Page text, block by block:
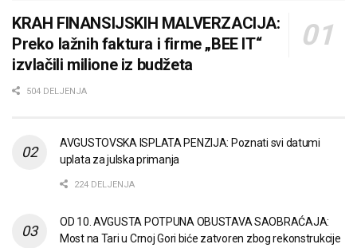
KRAH FINANSIJSKIH MALVERZACIJA:
Preko lažnih faktura i firme „BEE IT“
izvlačili milione iz budžeta
504 DELJENJA
AVGUSTOVSKA ISPLATA PENZIJA: Poznati svi datumi
uplata za julska primanja
224 DELJENJA
OD 10. AVGUSTA POTPUNA OBUSTAVA SAOBRAĆAJA:
Most na Tari u Crnoj Gori biće zatvoren zbog rekonstrukcije